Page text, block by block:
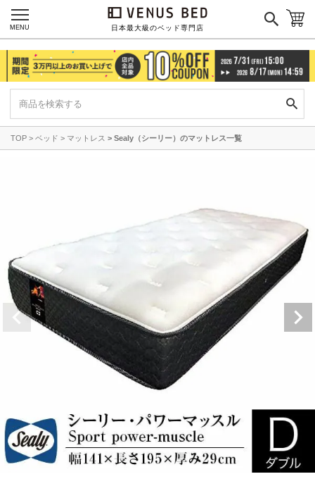
日本最大級のベッド専門店
MENU
TOP ベッド マットレス Sealy（シーリー）のマットレス一覧